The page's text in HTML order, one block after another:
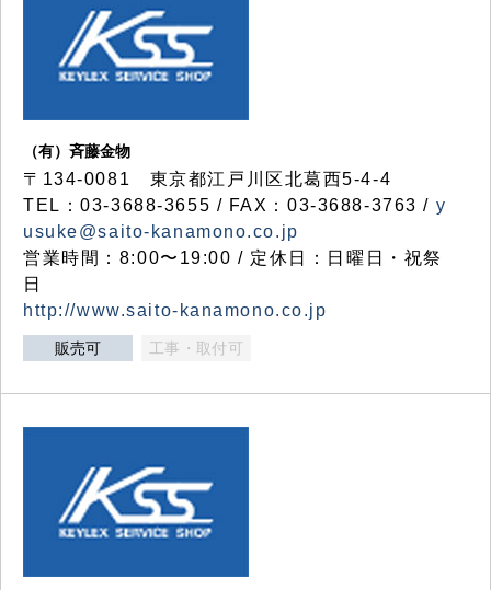
（有）斉藤金物
〒134-0081 東京都江戸川区北葛西5-4-4
TEL：03-3688-3655 / FAX：03-3688-3763 / y
usuke@saito-kanamono.co.jp
営業時間：8:00〜19:00 / 定休日：日曜日・祝祭
日
http://www.saito-kanamono.co.jp
販売可 工事・取付可